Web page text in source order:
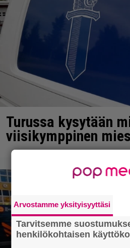
Turussa kysytään
viisikymppinen
Arvostamme yksityisyyttäsi
Tarvitsemme
henkilökohtaisen